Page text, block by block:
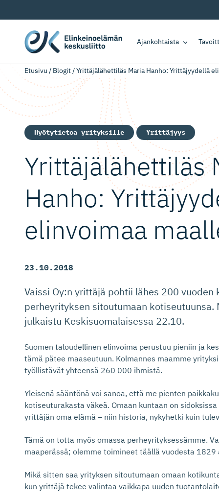
Ajankohtaista
Etusivu / Blogit/Yrittäjälähettiläs Maria Hanho: Yrittäjyydellä
Hyötytietoa yrityksille Yrittäjyys
Yrittäjälä­hettiläs
Hanho:
elinvoimaa
23.10.2018
Vaissi Oy:n yrittäjä pohtii lähes 200 vuoden
perheyrityksen sitoutumaan kotiseutuunsa.
julkaistu Keskisuomalaisessa 22.10.
Suomen taloudellinen elinvoima perustuu pieniin ja
tämä pätee maaseutuun. Kolmannes maamme
työllistävät yhteensä 260 000 ihmistä.
Yleisenä sääntönä voi sanoa, että me pienten
kotiseuturakasta väkeä. Omaan kuntaan on
yrittäjän oma elämä – niin historia, nykyhetki kuin
Tämä on totta myös omassa perheyrityksessämme.
maaperässä; olemme toimineet täällä vuodesta 1829
Mikä sitten saa yrityksen sitoutumaan omaan
kun yrittäjä tekee valintaa vaikkapa uuden